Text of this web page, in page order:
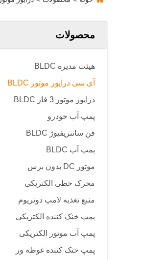
محصولات
هیئت مدیره BLDC
آی سی درایور موتور BLDC
درایور موتور 3 فاز BLDC
پمپ آب خودرو
فن سانتریفیوژ BLDC
پمپ آب BLDC
موتور DC بدون برس
محرک خطی الکتریکی
منبع تغذیه لامپ دوتریوم
پمپ خنک کننده الکتریکی
پمپ آب موتور الکتریکی
پمپ خنک کننده غوطه ور